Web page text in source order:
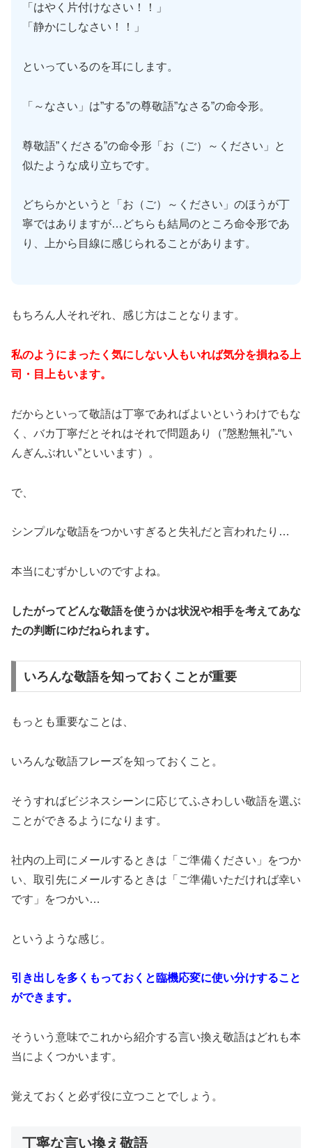
「はやく片付けなさい！！」
「静かにしなさい！！」
といっているのを耳にします。
「～なさい」は”する”の尊敬語”なさる”の命令形。
尊敬語”くださる”の命令形「お（ご）～ください」と
似たような成り立ちです。
どちらかというと「お（ご）～ください」のほうが丁
寧ではありますが…どちらも結局のところ命令形であ
り、上から目線に感じられることがあります。
もちろん人それぞれ、感じ方はことなります。
私のようにまったく気にしない人もいれば気分を損ねる上
司・目上もいます。
だからといって敬語は丁寧であればよいというわけでもな
く、バカ丁寧だとそれはそれで問題あり（”慇懃無礼”-“い
んぎんぶれい”といいます）。
で、
シンプルな敬語をつかいすぎると失礼だと言われたり…
本当にむずかしいのですよね。
したがってどんな敬語を使うかは状況や相手を考えてあな
たの判断にゆだねられます。
いろんな敬語を知っておくことが重要
もっとも重要なことは、
いろんな敬語フレーズを知っておくこと。
そうすればビジネスシーンに応じてふさわしい敬語を選ぶ
ことができるようになります。
社内の上司にメールするときは「ご準備ください」をつか
い、取引先にメールするときは「ご準備いただければ幸い
です」をつかい…
というような感じ。
引き出しを多くもっておくと臨機応変に使い分けすること
ができます。
そういう意味でこれから紹介する言い換え敬語はどれも本
当によくつかいます。
覚えておくと必ず役に立つことでしょう。
丁寧な言い換え敬語